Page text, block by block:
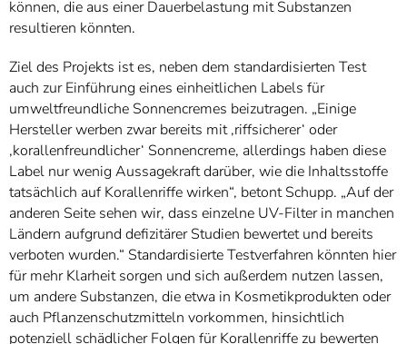
können, die aus einer Dauerbelastung mit Substanzen
resultieren könnten.
Ziel des Projekts ist es, neben dem standardisierten Test
auch zur Einführung eines einheitlichen Labels für
umweltfreundliche Sonnencremes beizutragen. „Einige
Hersteller werben zwar bereits mit ‚riffsicherer‘ oder
‚korallenfreundlicher‘ Sonnencreme, allerdings haben diese
Label nur wenig Aussagekraft darüber, wie die Inhaltsstoffe
tatsächlich auf Korallenriffe wirken“, betont Schupp. „Auf der
anderen Seite sehen wir, dass einzelne UV-Filter in manchen
Ländern aufgrund defizitärer Studien bewertet und bereits
verboten wurden.“ Standardisierte Testverfahren könnten hier
für mehr Klarheit sorgen und sich außerdem nutzen lassen,
um andere Substanzen, die etwa in Kosmetikprodukten oder
auch Pflanzenschutzmitteln vorkommen, hinsichtlich
potenziell schädlicher Folgen für Korallenriffe zu bewerten